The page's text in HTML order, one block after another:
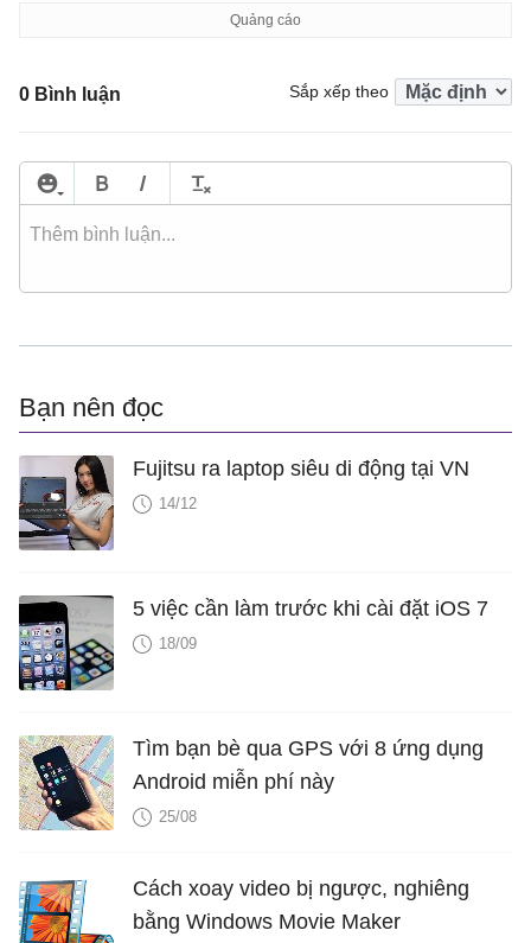
0 Bình luận Sắp xếp theo
Bạn nên đọc
Fujitsu ra laptop siêu di động tại VN
14/12
5 việc cần làm trước khi cài đặt iOS 7
18/09
Tìm bạn bè qua GPS với 8 ứng dụng
Android miễn phí này
25/08
Cách xoay video bị ngược, nghiêng
bằng Windows Movie Maker